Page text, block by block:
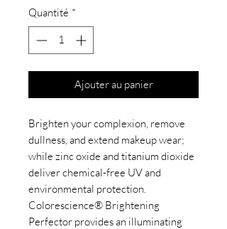
Quantité *
Ajouter au panier
Brighten your complexion, remove
dullness, and extend makeup wear;
while zinc oxide and titanium dioxide
deliver chemical-free UV and
environmental protection.
Colorescience® Brightening
Perfector provides an illuminating